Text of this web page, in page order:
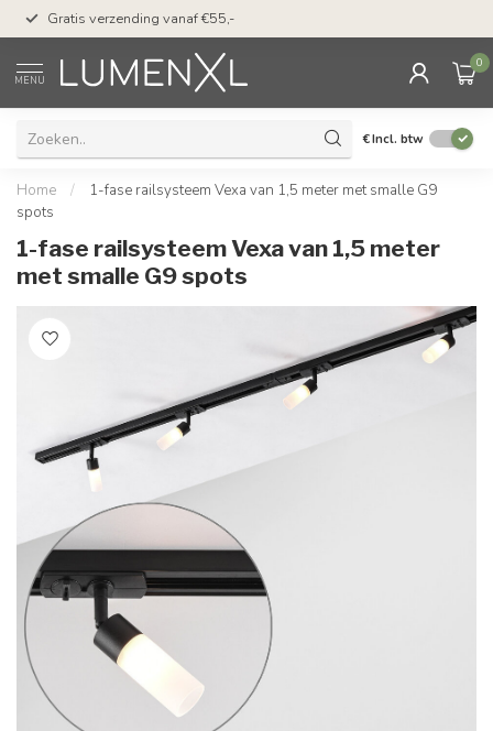
Gratis verzending vanaf €55,-
MENU
0
€Incl. btw
Home /
1-fase railsysteem Vexa van 1,5 meter met smalle G9
spots
1-fase railsysteem Vexa van 1,5 meter
met smalle G9 spots